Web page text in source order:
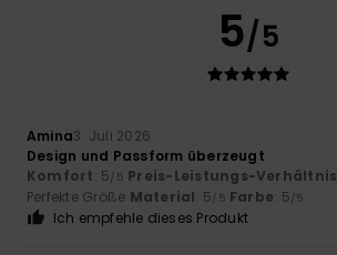
5/5
Amina3. Juli 2026
Design und Passform überzeugt
Komfort: 5/5 Preis-Leistungs-Verhältnis
Perfekte Größe Material: 5/5 Farbe: 5/5
Ich empfehle dieses Produkt